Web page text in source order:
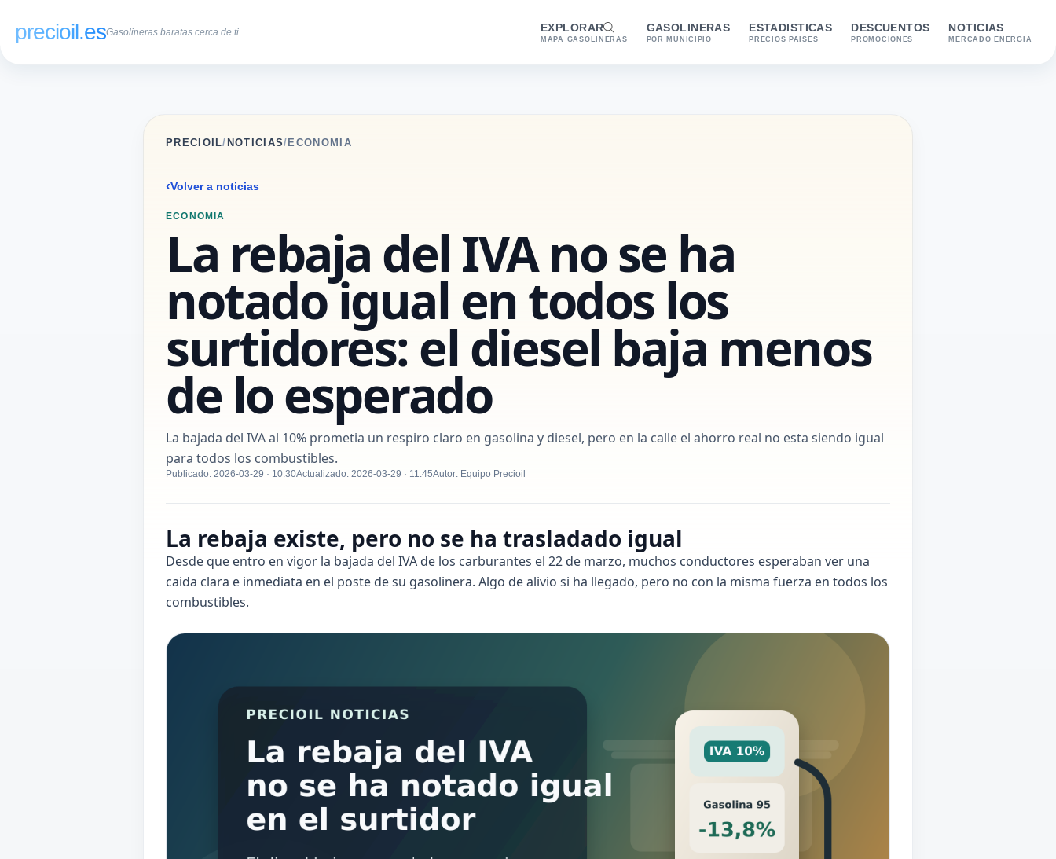
precioil.esGasolineras baratas cerca de ti. EXPLORAR
MAPA GASOLINERAS
GASOLINERAS
POR MUNICIPIO
ESTADISTICAS
PRECIOS PAISES
DESCUENTOS
PROMOCIONES
NOTICIAS
MERCADO ENERGIA
PRECIOIL/ NOTICIAS/ ECONOMIA
Volver a noticias
ECONOMIA
La rebaja del IVA no se ha
notado igual en todos los
surtidores: el diesel baja menos
de lo esperado
La bajada del IVA al 10% prometia un respiro claro en gasolina y diesel, pero en la calle el ahorro real no esta siendo igual
para todos los combustibles.
Publicado: 2026-03-29 · 10:30Actualizado: 2026-03-29 · 11:45Autor: Equipo Precioil
La rebaja existe, pero no se ha trasladado igual
Desde que entro en vigor la bajada del IVA de los carburantes el 22 de marzo, muchos conductores esperaban ver una
caida clara e inmediata en el poste de su gasolinera. Algo de alivio si ha llegado, pero no con la misma fuerza en todos los
combustibles.